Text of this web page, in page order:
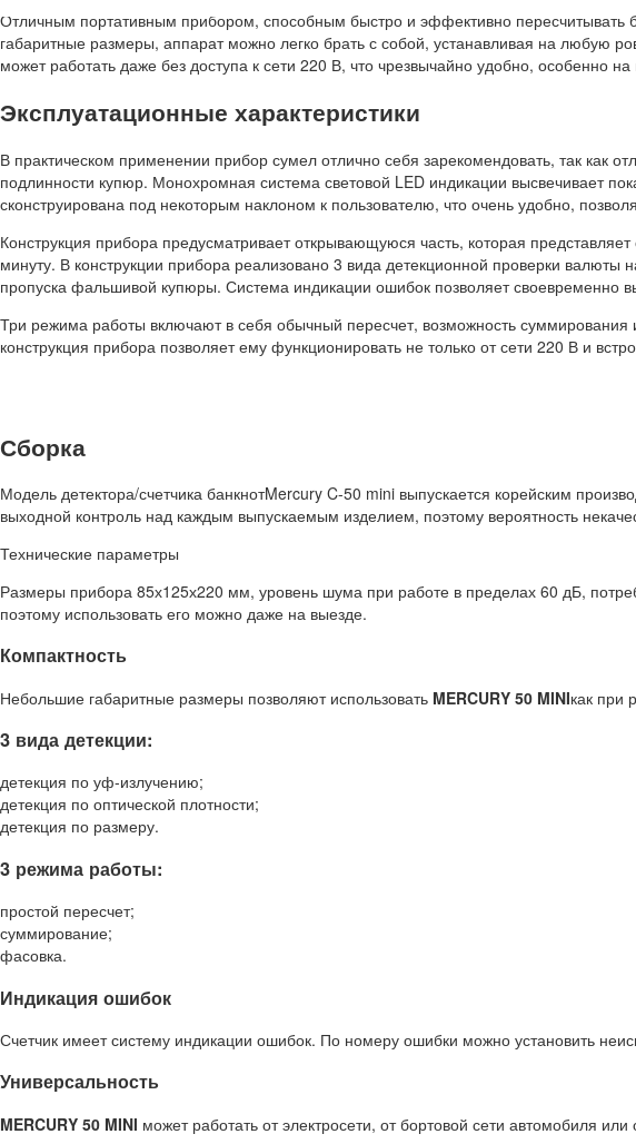
Отличным портативным прибором, способным быстро и эффективно
габаритные размеры, аппарат можно легко брать с собой, устанавливая на любую
может работать даже без доступа к сети 220 В, что чрезвычайно удобно, особенно
Эксплуатационные характеристики
В практическом применении прибор сумел отлично себя зарекомендовать, так как
подлинности купюр. Монохромная система световой LED индикации высвечивает
сконструирована под некоторым наклоном к пользователю, что очень удобно,
Конструкция прибора предусматривает открывающуюся часть, которая
минуту. В конструкции прибора реализовано 3 вида детекционной проверки
пропуска фальшивой купюры. Система индикации ошибок позволяет своевременно
Три режима работы включают в себя обычный пересчет, возможность
конструкция прибора позволяет ему функционировать не только от сети 220 В и
Сборка
Модель детектора/счетчика банкнотMercury C-50 mini выпускается корейским
выходной контроль над каждым выпускаемым изделием, поэтому вероятность
Технические параметры
Размеры прибора 85х125х220 мм, уровень шума при работе в пределах 60 дБ,
поэтому использовать его можно даже на выезде.
Компактность
Небольшие габаритные размеры позволяют использовать MERCURY 50 MINIкак при
3 вида детекции:
детекция по уф-излучению;
детекция по оптической плотности;
детекция по размеру.
3 режима работы:
простой пересчет;
суммирование;
фасовка.
Индикация ошибок
Счетчик имеет систему индикации ошибок. По номеру ошибки можно установить
Универсальность
MERCURY 50 MINI может работать от электросети, от бортовой сети автомобиля